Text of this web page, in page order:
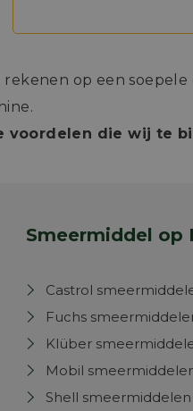
op een
die wij te
Smeermiddel op
Castrol
Fuchs
Klüber
Mobil
Shell smeermiddelen